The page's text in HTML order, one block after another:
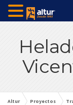
Altur Proyectos